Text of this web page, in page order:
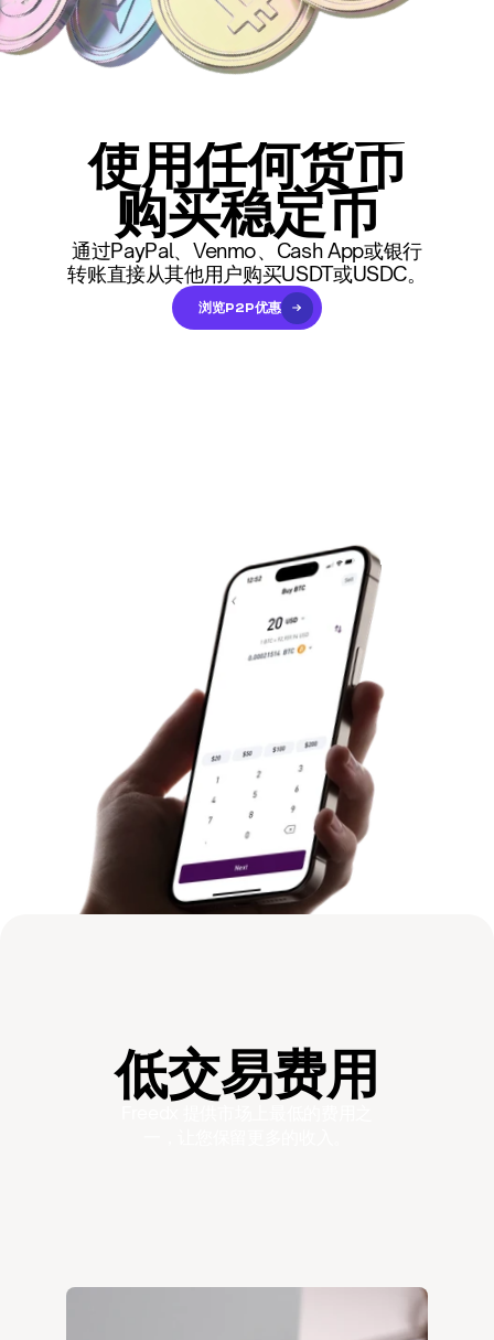
使用任何货币
购买稳定币
通过PayPal、Venmo、Cash App或银行
转账直接从其他用户购买USDT或USDC。
浏览P2P优惠
低交易费用